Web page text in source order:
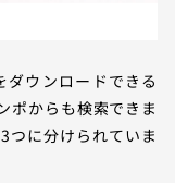
ダウンロードできる
ポからも検索できま
つに分けられていま